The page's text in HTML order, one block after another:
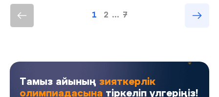
1 2 ... 7
Тамыз айының зияткерлік
олимпиадасына тіркеліп үлгеріңіз!